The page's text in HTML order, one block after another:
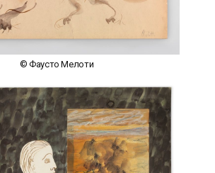
© Фаусто Мелоти